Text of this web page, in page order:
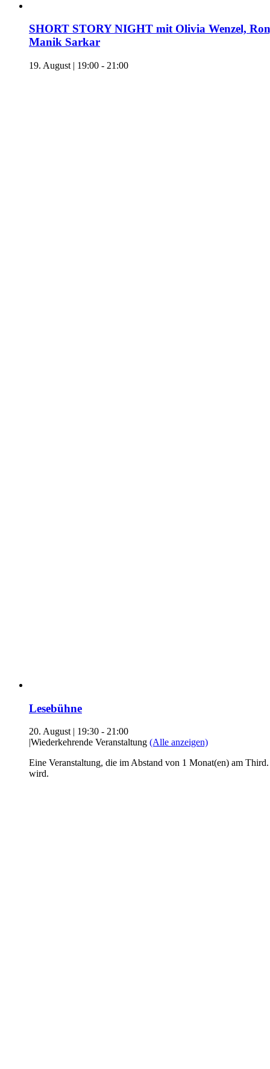
SHORT STORY NIGHT mit Olivia Wenzel,
Manik Sarkar
19. August | 19:00 - 21:00
Lesebühne
20. August | 19:30 - 21:00
|Wiederkehrende Veranstaltung (Alle anzeigen)
Eine Veranstaltung, die im Abstand von 1 Monat(en) am
wird.